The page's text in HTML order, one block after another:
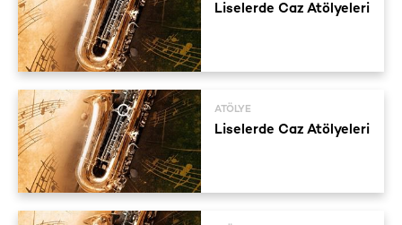
Liselerde Caz Atölyeleri
ATÖLYE
Liselerde Caz Atölyeleri